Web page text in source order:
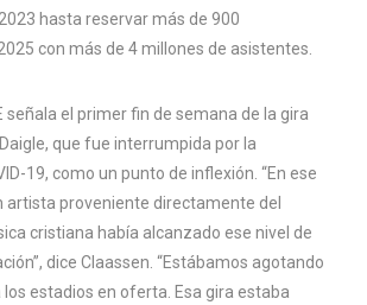
hasta reservar más de 900
con más de 4 millones de asistentes.
señala el primer fin de semana de la gira
que fue interrumpida por la
19, como un punto de inflexión. “En ese
artista proveniente directamente del
cristiana había alcanzado ese nivel de
dice Claassen. “Estábamos agotando
los estadios en oferta. Esa gira estaba